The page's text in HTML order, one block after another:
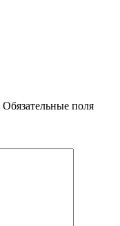
Обязательные поля